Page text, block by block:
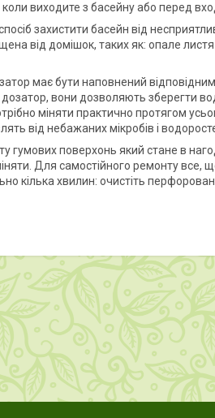
виходите з басейну або перед
захистити басейн від
від домішок, таких як: опале листя
має бути наповнений
вони дозволяють зберегти
міняти практично протягом
від небажаних мікробів і
гумових поверхонь який стане в
Для самостійного ремонту все,
кілька хвилин: очистіть